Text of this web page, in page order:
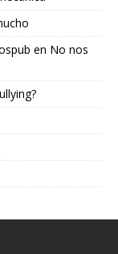
en No nos